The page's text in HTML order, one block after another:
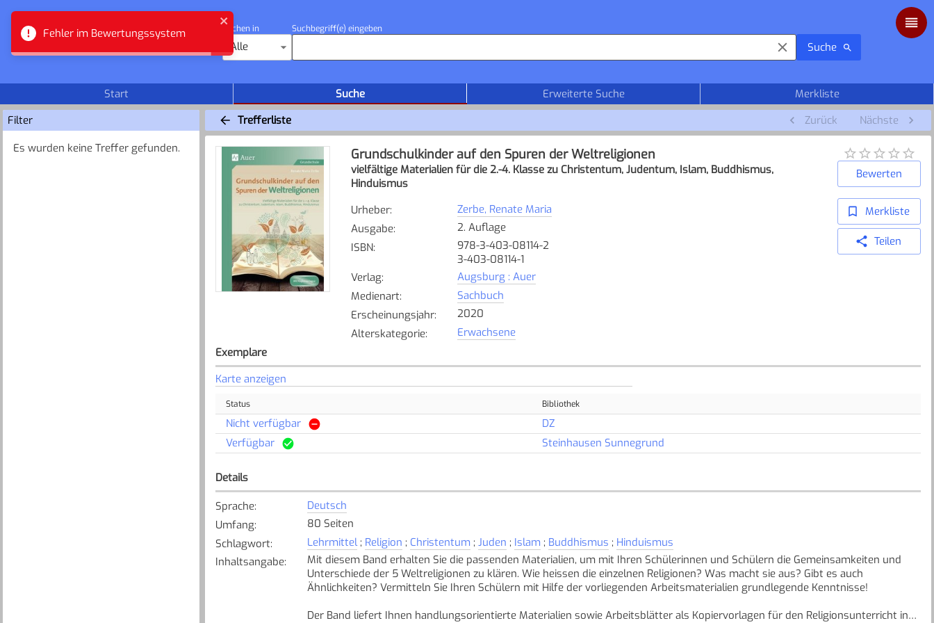
Fehler im Bewertungssystem
Zuger Bibliotheken
Suchen in
Alle
Suchbegriff(e) eingeben
Suche
Start Suche Erweiterte Suche
Merkliste
Filter
Es wurden keine Treffer gefunden.
Trefferliste Zurück Nächste
Grundschulkinder auf den Spuren der Weltreligionen
vielfältige Materialien für die 2.-4. Klasse zu Christentum, Judentum, Islam, Buddhismus,
Hinduismus
Urheber:
Zerbe, Renate Maria
Ausgabe:
2. Auflage
ISBN:
978-3-403-08114-2
3-403-08114-1
Verlag:
Augsburg : Auer
Medienart:
Sachbuch
Erscheinungsjahr:
2020
Alterskategorie: Erwachsene
Bewerten
Merkliste
Teilen
Exemplare
Karte anzeigen
Status Bibliothek
Nicht verfügbar
DZ
Verfügbar
Steinhausen Sunnegrund
Details
Sprache:
Deutsch
Umfang:
80 Seiten
Schlagwort: Lehrmittel; Religion ; Christentum; Juden ; Islam; Buddhismus ; Hinduismus
Inhaltsangabe:
Mit diesem Band erhalten Sie die passenden Materialien, um mit Ihren Schülerinnen und Schülern die Gemeinsamkeiten und
Unterschiede der 5 Weltreligionen zu klären. Wie heissen die einzelnen Religionen? Was macht sie aus? Gibt es auch
Ähnlichkeiten? Vermitteln Sie Ihren Schülern mit Hilfe der vorliegenden Arbeitsmaterialien grundlegende Kenntnisse!
Der Band liefert Ihnen handlungsorientierte Materialien sowie Arbeitsblätter als Kopiervorlagen für den Religionsunterricht in